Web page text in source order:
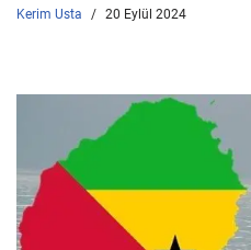
Kerim Usta 20 Eylül 2024